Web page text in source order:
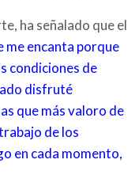
ha señalado que el
me encanta porque
condiciones de
disfruté
que más valoro de
de los
en cada momento,